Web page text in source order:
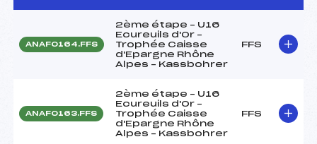
ANAF0164.FFS
2ème étape – U16
Ecureuils d'Or –
Trophée Caisse
d'Epargne Rhône
Alpes – Kassbohrer
FFS
ANAF0163.FFS
2ème étape – U16
Ecureuils d'Or –
Trophée Caisse
d'Epargne Rhône
Alpes – Kassbohrer
FFS